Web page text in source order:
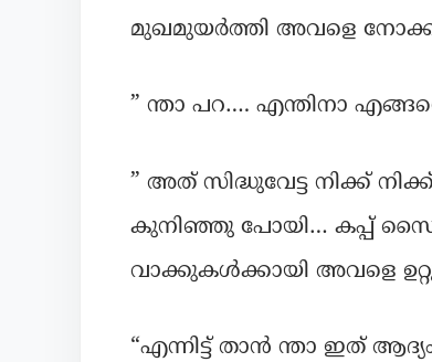
മുഖമുയർത്തി അവളെ
” ന്താ പറ…. എന്തിനാ
” അത് സിദ്ധുവേട്ട നിക്ക്
കുനിഞ്ഞു പോയി… കപ്പ്
വാക്കുകൾക്കായി അവളെ
“എന്നിട്ട് താൻ ന്താ ഇത്